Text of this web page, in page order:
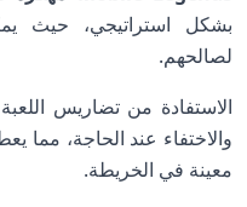
بشكل استراتيجي، حيث
لصالحهم.
الاستفادة من تضاريس
والاختفاء عند الحاجة،
معينة في الخريطة.